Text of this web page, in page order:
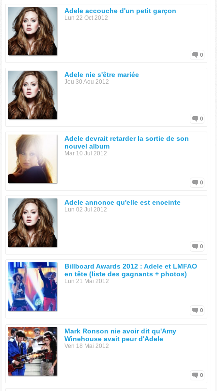
Adele accouche d'un petit garçon
Lun 22 Oct 2012
0
Adele nie s'être mariée
Jeu 30 Aou 2012
0
Adele devrait retarder la sortie de son
nouvel album
Mar 10 Jul 2012
0
Adele annonce qu'elle est enceinte
Lun 02 Jul 2012
0
Billboard Awards 2012 : Adele et LMFAO
en tête (liste des gagnants + photos)
Lun 21 Mai 2012
0
Mark Ronson nie avoir dit qu'Amy
Winehouse avait peur d'Adele
Ven 18 Mai 2012
0